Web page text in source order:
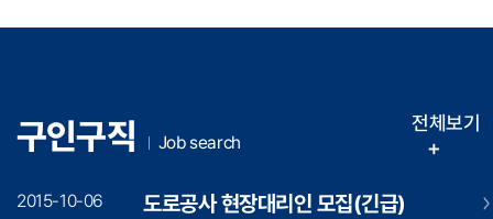
구인구직 Job search
전체보기
+
2015-10-06 도로공사 현장대리인 모집(긴급)